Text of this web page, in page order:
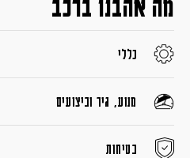
מה אהבנו ברכב
כללי
מנוע, גיר וביצועים
בטיחות